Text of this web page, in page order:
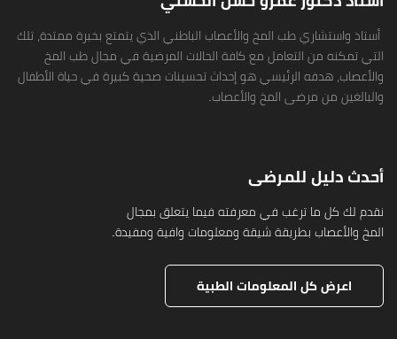
أستاذ واستشاري طب المخ والأعصاب الباطني الذي يتمتع بخبرة ممتدة، تلك
التي تمكنه من التعامل مع كافة الحالات المرضية في مجال طب المخ
والأعصاب، هدفه الرئيسي هو إحداث تحسينات صحية كبيرة في حياة الأطفال
والبالغين من مرضى المخ والأعصاب.
أحدث دليل للمرضى
نقدم لك كل ما ترغب في معرفته فيما يتعلق بمجال
المخ والأعصاب بطريقة شيقة ومعلومات وافية ومفيدة.
اعرض كل المعلومات الطبية